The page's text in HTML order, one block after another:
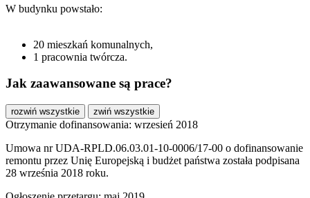
W budynku powstało:
20 mieszkań komunalnych,
1 pracownia twórcza.
Jak zaawansowane są prace?
rozwiń wszystkie zwiń wszystkie
Otrzymanie dofinansowania: wrzesień 2018
Umowa nr UDA-RPLD.06.03.01-10-0006/17-00 o dofinansowanie
remontu przez Unię Europejską i budżet państwa została podpisana
28 września 2018 roku.